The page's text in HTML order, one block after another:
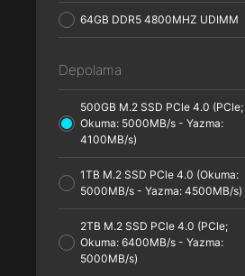
64GB DDR5 4800MHZ UDIMM
Depolama
500GB M.2 SSD PCle 4.0 (PCle;
Okuma: 5000MB/s - Yazma:
4100MB/s)
1TB M.2 SSD PCle 4.0 (Okuma:
5000MB/s - Yazma: 4500MB/s)
2TB M.2 SSD PCle 4.0 (PCle;
Okuma: 6400MB/s - Yazma:
5000MB/s)